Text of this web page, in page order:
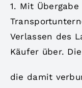
1. Mit
Verlassen des
Käufer über.
die damit